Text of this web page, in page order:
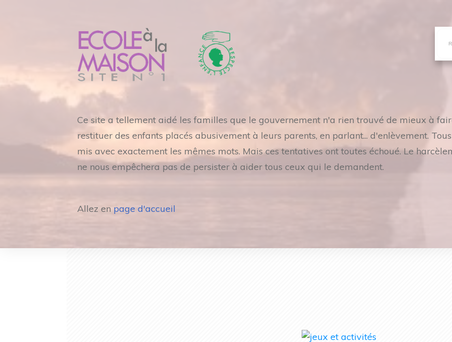
Ce site a tellement aidé les familles que le gouvernement n'a rien trouvé de mieux à
restituer des enfants placés abusivement à leurs parents, en parlant... d'enlèvement.
mis avec exactement les mêmes mots. Mais ces tentatives ont toutes échoué. Le
ne nous empêchera pas de persister à aider tous ceux qui le demandent.
Allez en page d'accueil